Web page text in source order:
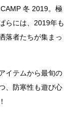
冬 2019。極
らには、2019年も
落者たちが集まっ
イテムから最旬の
、防寒性も遊び心